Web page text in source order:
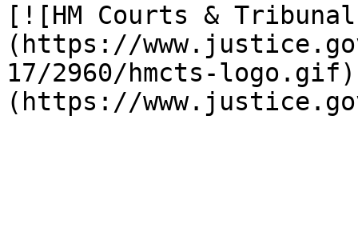
[![HM Courts &
(https://
17/2960/hmcts-
(https://